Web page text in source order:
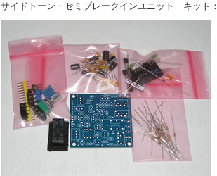
サイドトーン・セミブレークインユニット キット：